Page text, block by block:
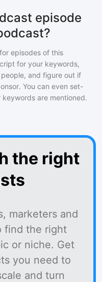
episode
episodes of this
for your keywords,
and figure out if
You can even set-
are mentioned.
the right
marketers and
find the right
or niche. Get
you need to
and turn